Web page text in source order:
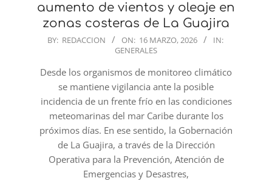
aumento de vientos y oleaje en
zonas costeras de La Guajira
2026-
16
BY: REDACCION ON: 16 MARZO, 2026
IN:
GENERALES
Desde los organismos de monitoreo climático
se mantiene vigilancia ante la posible
incidencia de un frente frío en las condiciones
meteomarinas del mar Caribe durante los
próximos días. En ese sentido, la Gobernación
de La Guajira, a través de la Dirección
Operativa para la Prevención, Atención de
Emergencias y Desastres,